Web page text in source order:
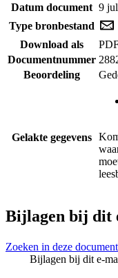
Datum document 9
Type bronbestand
Download als
Documentnummer
Beoordeling
Gelakte gegevens
Bijlagen bij dit
Zoeken in deze
Bijlagen bij dit e-